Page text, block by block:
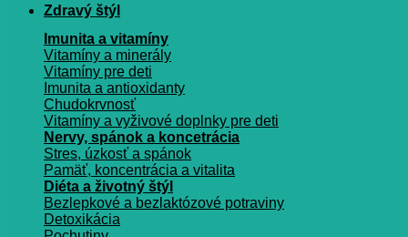
Zdravý štýl
Imunita a vitamíny
Vitamíny a minerály
Vitamíny pre deti
Imunita a antioxidanty
Chudokrvnosť
Vitamíny a vyživové doplnky pre deti
Nervy, spánok a koncetrácia
Stres, úzkosť a spánok
Pamäť, koncentrácia a vitalita
Diéta a životný štýl
Bezlepkové a bezlaktózové potraviny
Detoxikácia